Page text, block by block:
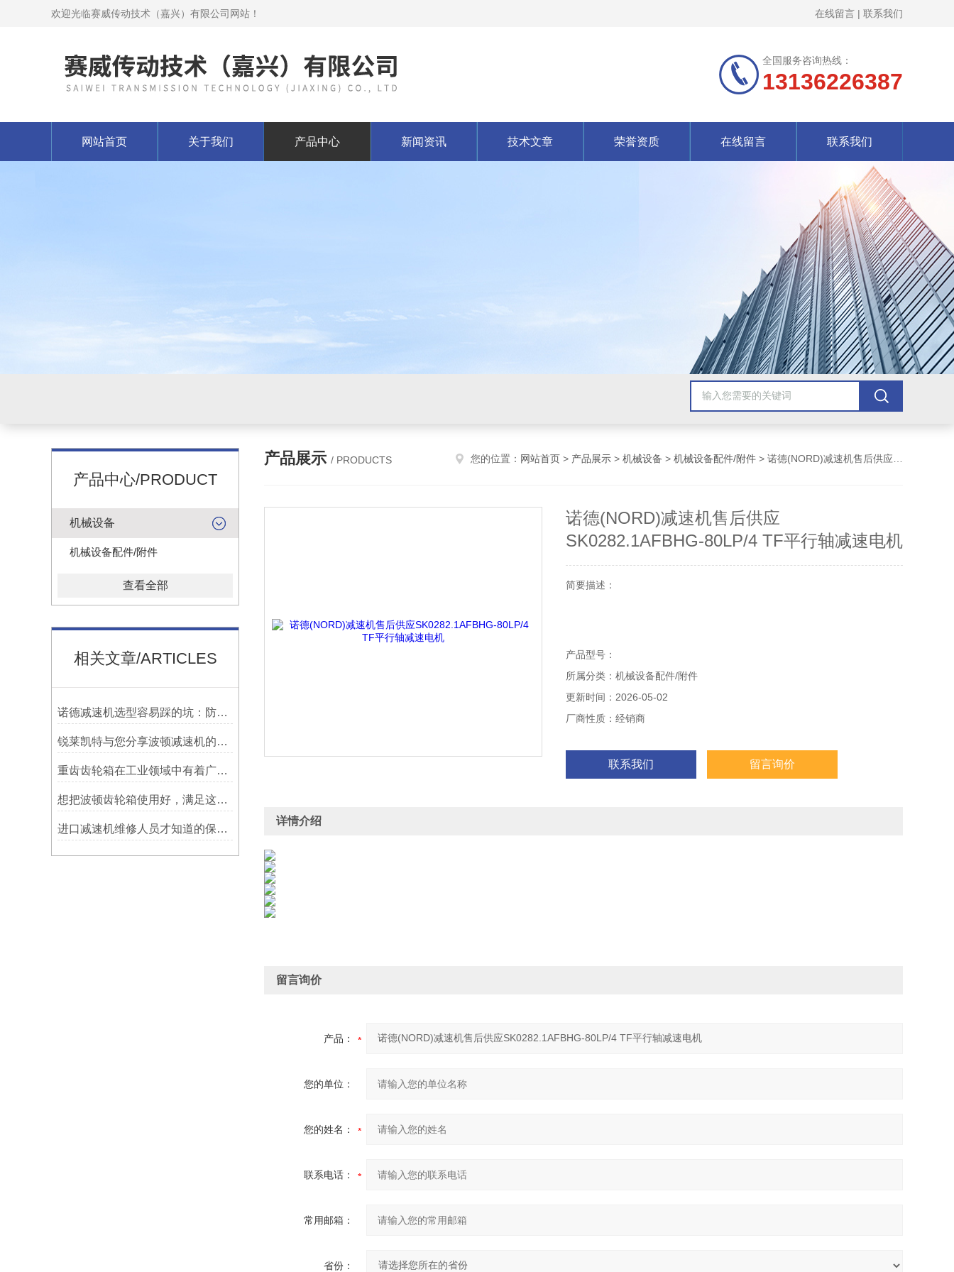
欢迎光临赛威传动技术（嘉兴）有限公司网站！ 在线留言 | 联系我们
全国服务咨询热线：
13136226387
网站首页 关于我们 产品中心 新闻资讯 技术文章 荣誉资质 在线留言 联系我们
产品中心/PRODUCT
机械设备
机械设备配件/附件
查看全部
相关文章/ARTICLES
诺德减速机选型容易踩的坑：防水等级选低了，户外用半年就废
锐莱凯特与您分享波顿减速机的具体使用要求
重齿齿轮箱在工业领域中有着广泛应用
想把波顿齿轮箱使用好，满足这几个小条件就够了
进口减速机维修人员才知道的保养方法，分享给大家
产品展示 / PRODUCTS 您的位置： 网站首页 > 产品展示 > 机械设备 > 机械设备配件/附件 > 诺德(NORD)减速机售后供应SK0282.1AFBHG-80LP/4 TF平行轴减速电机
诺德(NORD)减速机售后供应
SK0282.1AFBHG-80LP/4 TF平行轴减速电机
简要描述：
产品型号：
所属分类：机械设备配件/附件
更新时间：2026-05-02
厂商性质：经销商
联系我们 留言询价
详情介绍
留言询价
产品：
您的单位：
您的姓名：
联系电话：
常用邮箱：
省份：